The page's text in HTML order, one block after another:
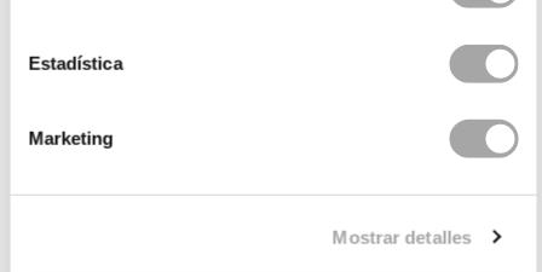
Estadística
Marketing
Mostrar detalles